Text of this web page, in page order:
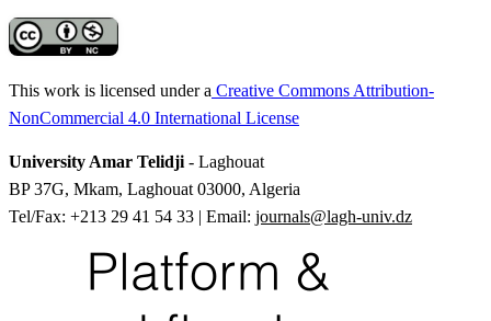
This work is licensed under a Creative Commons Attribution-
NonCommercial 4.0 International License
University Amar Telidji - Laghouat
BP 37G, Mkam, Laghouat 03000, Algeria
Tel/Fax: +213 29 41 54 33 | Email: journals@lagh-univ.dz